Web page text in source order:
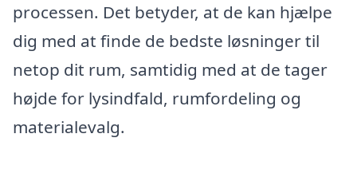
processen. Det betyder, at de kan hjælpe
dig med at finde de bedste løsninger til
netop dit rum, samtidig med at de tager
højde for lysindfald, rumfordeling og
materialevalg.